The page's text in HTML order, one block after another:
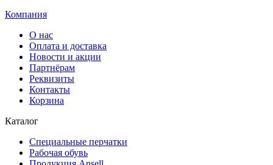
Компания
О нас
Оплата и доставка
Новости и акции
Партнёрам
Реквизиты
Контакты
Корзина
Каталог
Специальные перчатки
Рабочая обувь